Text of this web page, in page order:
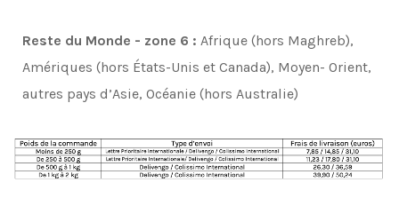
Reste du Monde - zone 6 : Afrique (hors Maghreb),
Amériques (hors États-Unis et Canada), Moyen- Orient,
autres pays d’Asie, Océanie (hors Australie)